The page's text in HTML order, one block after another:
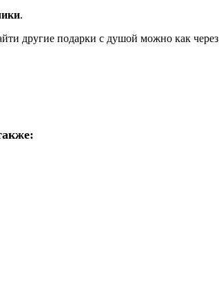
.
другие подарки с душой можно как через